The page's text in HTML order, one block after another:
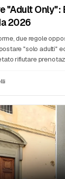
"Adult Only":
2026
due regole
"solo adulti"
rifiutare